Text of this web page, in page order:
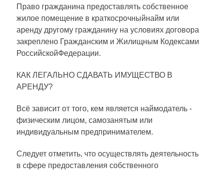
Право гражданина предоставлять собственное
жилое помещение в краткосрочныйнайм или
аренду другому гражданину на условиях договора
закреплено Гражданским и Жилищным Кодексами
РоссийскойФедерации.
КАК ЛЕГАЛЬНО СДАВАТЬ ИМУЩЕСТВО В
АРЕНДУ?
Всё зависит от того, кем является наймодатель -
физическим лицом, самозанятым или
индивидуальным предпринимателем.
Следует отметить, что осуществлять деятельность
в сфере предоставления собственного